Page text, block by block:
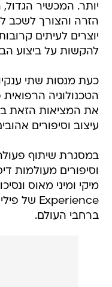
יותר. המכשיר
הזרה והצורך לשכב
יוצרים לעיתים
להקשות על ביצוע
כעת מנסות שתי
הטכנולוגיה
את המציאות הזאת
עיצוב וסיפורים
במסגרת שיתוף
וסיפורים מעולמות
ברחבי העולם.